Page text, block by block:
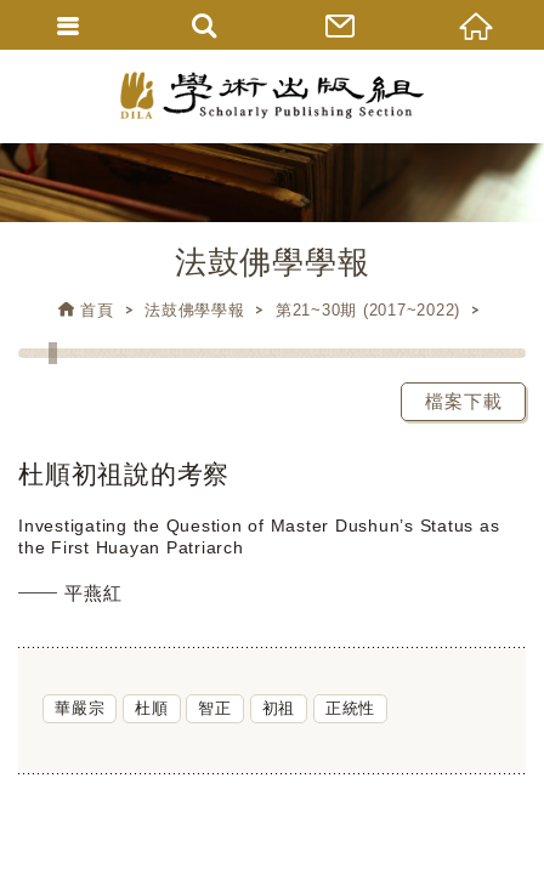
法鼓佛學學報
首頁 法鼓佛學學報 第21~30期 (2017~2022)
檔案下載
杜順初祖說的考察
Investigating the Question of Master Dushun’s Status as
the First Huayan Patriarch
平燕紅
華嚴宗 杜順 智正 初祖 正統性